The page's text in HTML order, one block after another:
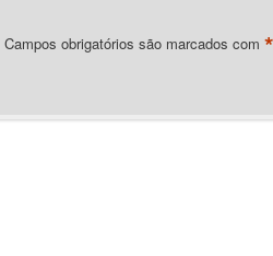
Campos obrigatórios são marcados com *